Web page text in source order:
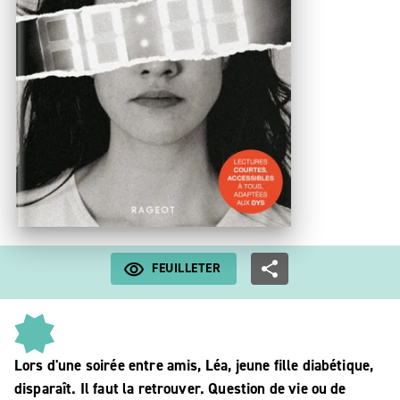
FEUILLETER
Lors d'une soirée entre amis, Léa, jeune fille diabétique,
disparaît. Il faut la retrouver. Question de vie ou de